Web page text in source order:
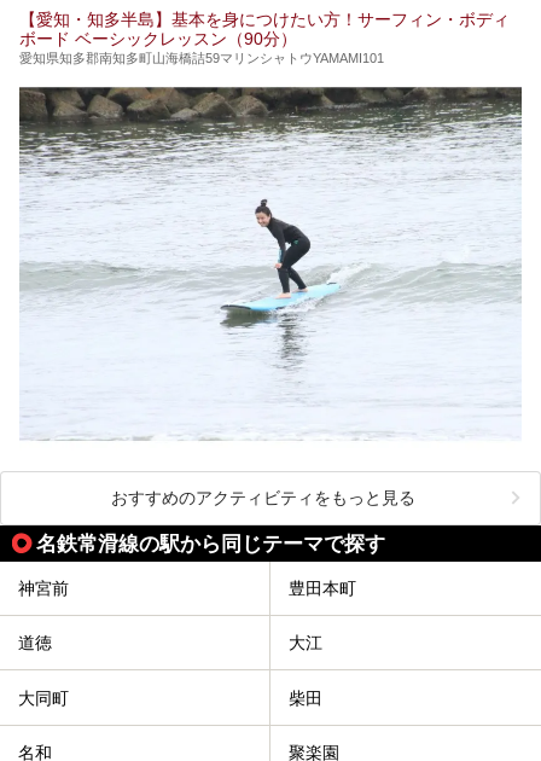
【愛知・知多半島】基本を身につけたい方！サーフィン・ボディ
ボード ベーシックレッスン（90分）
愛知県知多郡南知多町山海橋詰59マリンシャトウYAMAMI101
おすすめのアクティビティをもっと見る
名鉄常滑線の駅から同じテーマで探す
神宮前 豊田本町
道徳 大江
大同町 柴田
名和 聚楽園